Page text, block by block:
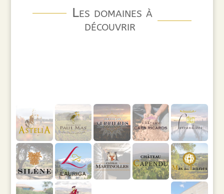
Les domaines à
découvrir